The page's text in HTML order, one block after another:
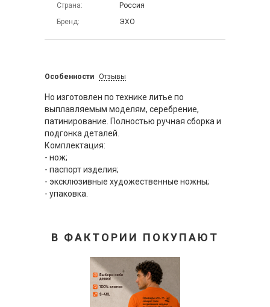
Страна
Россия
Бренд
ЭХО
Особенности Отзывы
Но изготовлен по технике литье по
выплавляемым моделям, серебрение,
патинирование. Полностью ручная сборка и
подгонка деталей.
Комплектация:
- нож;
- паспорт изделия;
- эксклюзивные художественные ножны;
- упаковка.
В ФАКТОРИИ ПОКУПАЮТ